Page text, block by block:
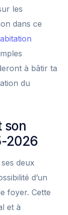
les
dans ce
à bâtir ta
du
son
2026
deux
d’un
foyer. Cette
et à